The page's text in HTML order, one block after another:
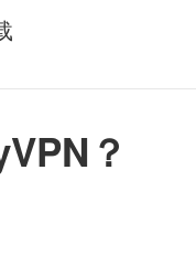
？